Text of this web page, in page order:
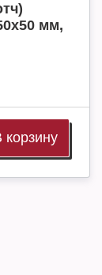
мм,
корзину